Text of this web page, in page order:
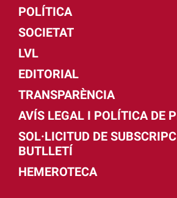
POLÍTICA
SOCIETAT
LVL
EDITORIAL
TRANSPARÈNCIA
AVÍS LEGAL I POLÍTICA DE
SOL·LICITUD DE
BUTLLETÍ
HEMEROTECA